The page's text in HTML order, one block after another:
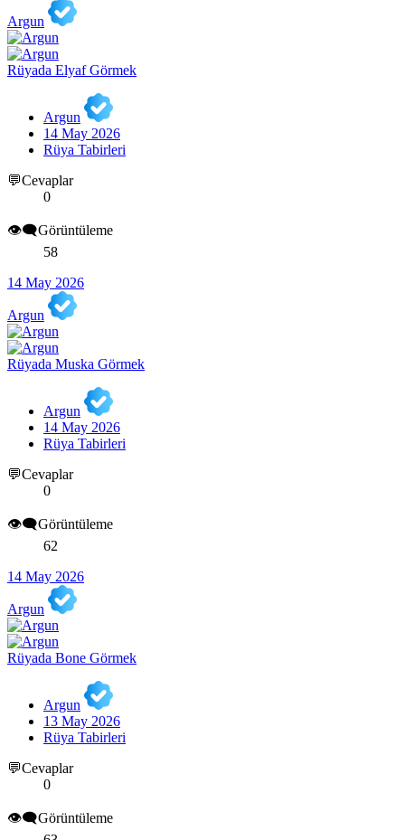
Argun
Rüyada Elyaf Görmek
Argun
14 May 2026
Rüya Tabirleri
💬Cevaplar
0
👁️‍🗨️Görüntüleme
58
14 May 2026
Argun
Rüyada Muska Görmek
Argun
14 May 2026
Rüya Tabirleri
💬Cevaplar
0
👁️‍🗨️Görüntüleme
62
14 May 2026
Argun
Rüyada Bone Görmek
Argun
13 May 2026
Rüya Tabirleri
💬Cevaplar
0
👁️‍🗨️Görüntüleme